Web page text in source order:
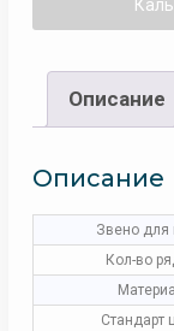
Описание
Описание
Звено для
Кол-во
Стандарт